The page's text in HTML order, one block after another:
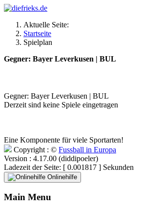
Aktuelle Seite:
Startseite
Spielplan
Gegner: Bayer Leverkusen | BUL
Gegner: Bayer Leverkusen | BUL
Derzeit sind keine Spiele eingetragen
Eine Komponente für viele Sportarten!
Copyright : © Fussball in Europa
Version : 4.17.00 (diddipoeler)
Ladezeit der Seite: [ 0.001817 ] Sekunden
Onlinehilfe
Main Menu